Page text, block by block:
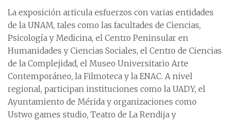
La exposición articula esfuerzos con varias entidades
de la UNAM, tales como las facultades de Ciencias,
Psicología y Medicina, el Centro Peninsular en
Humanidades y Ciencias Sociales, el Centro de Ciencias
de la Complejidad, el Museo Universitario Arte
Contemporáneo, la Filmoteca y la ENAC. A nivel
regional, participan instituciones como la UADY, el
Ayuntamiento de Mérida y organizaciones como
Ustwo games studio, Teatro de La Rendija y